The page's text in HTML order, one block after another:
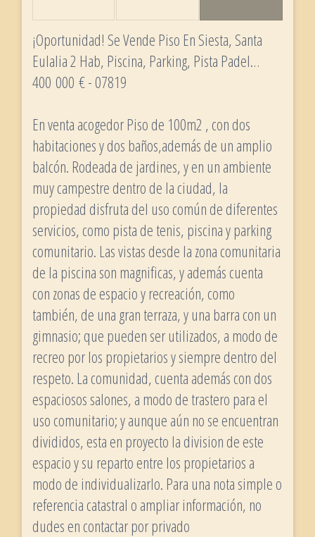
¡Oportunidad! Se Vende Piso En Siesta, Santa
Eulalia 2 Hab, Piscina, Parking, Pista Padel…
400 000 € - 07819
En venta acogedor Piso de 100m2 , con dos
habitaciones y dos baños,además de un amplio
balcón. Rodeada de jardines, y en un ambiente
muy campestre dentro de la ciudad, la
propiedad disfruta del uso común de diferentes
servicios, como pista de tenis, piscina y parking
comunitario. Las vistas desde la zona comunitaria
de la piscina son magnificas, y además cuenta
con zonas de espacio y recreación, como
también, de una gran terraza, y una barra con un
gimnasio; que pueden ser utilizados, a modo de
recreo por los propietarios y siempre dentro del
respeto. La comunidad, cuenta además con dos
espaciosos salones, a modo de trastero para el
uso comunitario; y aunque aún no se encuentran
divididos, esta en proyecto la division de este
espacio y su reparto entre los propietarios a
modo de individualizarlo. Para una nota simple o
referencia catastral o ampliar información, no
dudes en contactar por privado